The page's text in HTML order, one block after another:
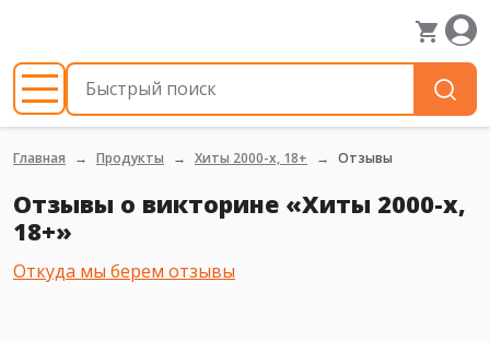
Главная Продукты Хиты 2000-х, 18+ Отзывы
Отзывы о викторине «Хиты 2000-х,
18+»
Откуда мы берем отзывы